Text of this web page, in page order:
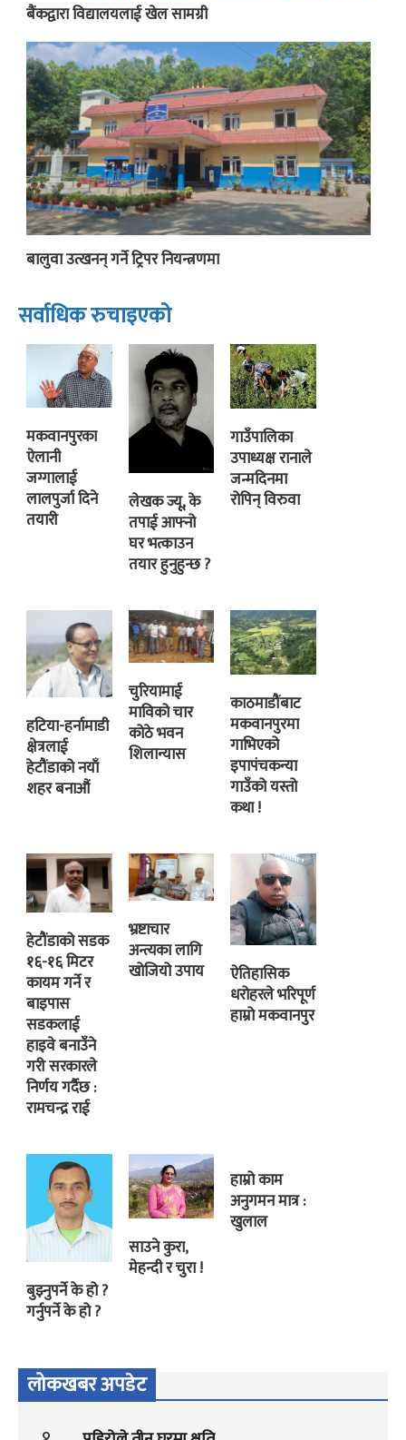
बैंकद्वारा विद्यालयलाई खेल सामग्री
बालुवा उत्खनन् गर्ने ट्रिपर नियन्त्रणमा
सर्वाधिक रुचाइएको
मकवानपुरका
ऐलानी
जग्गालाई
लालपुर्जा दिने
तयारी
लेखक ज्यू, के
तपाई आफ्नो
घर भत्काउन
तयार हुनुहुन्छ ?
गाउँपालिका
उपाध्यक्ष रानाले
जन्मदिनमा
रोपिन् विरुवा
हटिया-हर्नामाडी
क्षेत्रलाई
हेटौंडाको नयाँ
शहर बनाऔं
चुरियामाई
माविको चार
कोठे भवन
शिलान्यास
काठमाडौंबाट
मकवानपुरमा
गाभिएको
इपापंचकन्या
गाउँको यस्तो
कथा !
हेटौंडाको सडक
१६-१६ मिटर
कायम गर्ने र
बाइपास
सडकलाई
हाइवे बनाउँने
गरी सरकारले
निर्णय गर्दैछ :
रामचन्द्र राई
भ्रष्टाचार
अन्त्यका लागि
खोजियो उपाय
ऐतिहासिक
धरोहरले भरिपूर्ण
हाम्रो मकवानपुर
बुझ्नुपर्ने के हो ?
गर्नुपर्ने के हो ?
साउने कुरा,
मेहन्दी र चुरा !
हाम्रो काम
अनुगमन मात्र :
खुलाल
लोकखबर अपडेट